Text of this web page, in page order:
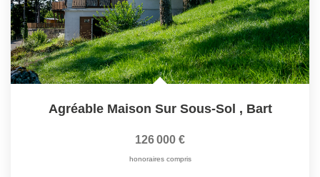
Agréable Maison Sur Sous-Sol , Bart
126 000 €
honoraires compris